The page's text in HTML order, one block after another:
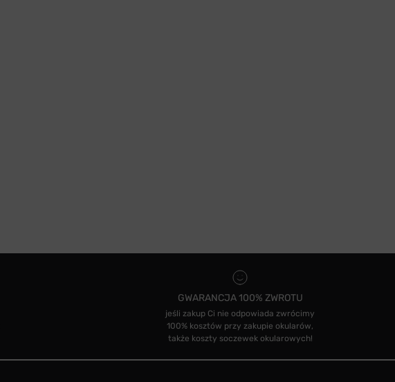
GWARANCJA 100% ZWROTU
jeśli zakup Ci nie odpowiada zwrócimy
100% kosztów przy zakupie okularów,
także koszty soczewek okularowych!